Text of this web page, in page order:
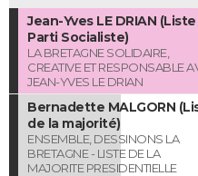
Jean-Yves LE DRIAN
Parti Socialiste)
LA BRETAGNE SOLIDAIRE,
CREATIVE ET RESPONSABLE
JEAN-YVES LE DRIAN
Bernadette MALGORN
de la majorité)
ENSEMBLE, DESSINONS LA
BRETAGNE - LISTE DE LA
MAJORITE PRESIDENTIELLE